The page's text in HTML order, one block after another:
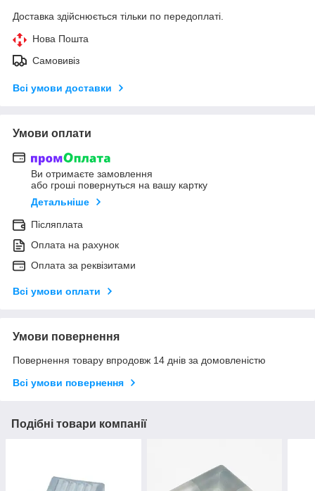
Доставка здійснюється тільки по передоплаті.
Нова Пошта
Самовивіз
Всі умови доставки
Умови оплати
Ви отримаєте замовлення
або гроші повернуться на вашу картку
Детальніше
Післяплата
Оплата на рахунок
Оплата за реквізитами
Всі умови оплати
Умови повернення
Повернення товару впродовж 14 днів за домовленістю
Всі умови повернення
Подібні товари компанії